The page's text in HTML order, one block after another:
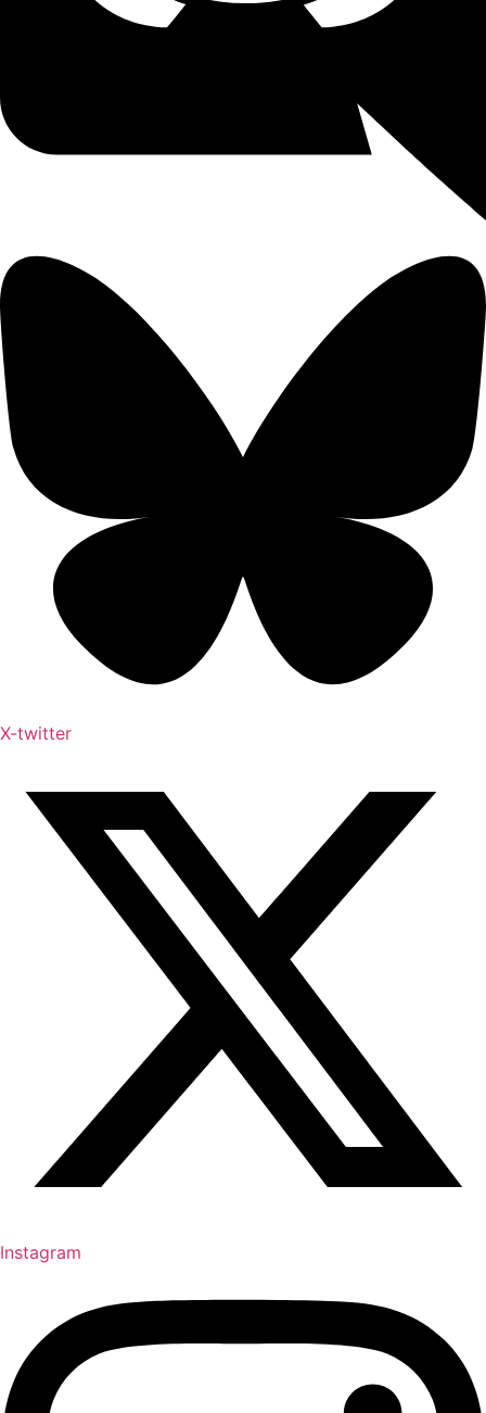
X-twitter
Instagram